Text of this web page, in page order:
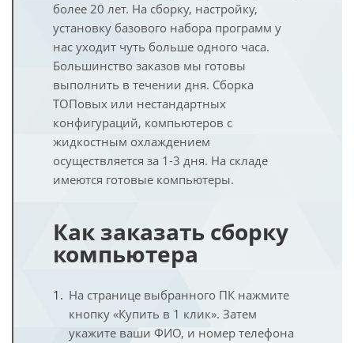
более 20 лет. На сборку, настройку,
установку базового набора программ у
нас уходит чуть больше одного часа.
Большинство заказов мы готовы
выполнить в течении дня. Сборка
ТОПовых или нестандартных
конфигураций, компьютеров с
жидкостным охлаждением
осуществляется за 1-3 дня. На складе
имеются готовые компьютеры.
Как заказать сборку
компьютера
На странице выбранного ПК нажмите
кнопку «Купить в 1 клик». Затем
укажите ваши ФИО, и номер телефона